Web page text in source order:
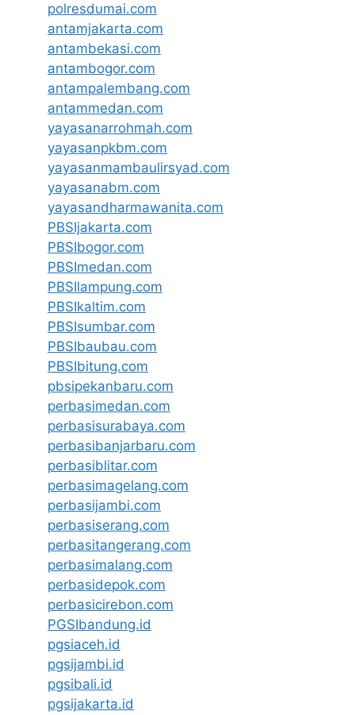
polresdumai.com
antamjakarta.com
antambekasi.com
antambogor.com
antampalembang.com
antammedan.com
yayasanarrohmah.com
yayasanpkbm.com
yayasanmambaulirsyad.com
yayasanabm.com
yayasandharmawanita.com
PBSIjakarta.com
PBSIbogor.com
PBSImedan.com
PBSIlampung.com
PBSIkaltim.com
PBSIsumbar.com
PBSIbaubau.com
PBSIbitung.com
pbsipekanbaru.com
perbasimedan.com
perbasisurabaya.com
perbasibanjarbaru.com
perbasiblitar.com
perbasimagelang.com
perbasijambi.com
perbasiserang.com
perbasitangerang.com
perbasimalang.com
perbasidepok.com
perbasicirebon.com
PGSIbandung.id
pgsiaceh.id
pgsijambi.id
pgsibali.id
pgsijakarta.id